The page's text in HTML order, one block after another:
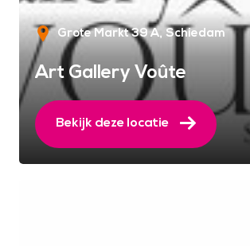
Grote Markt 39 A Schiedam
Art Gallery Voûte
Bekijk deze locatie